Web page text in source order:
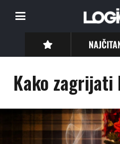
Kako zagrijati